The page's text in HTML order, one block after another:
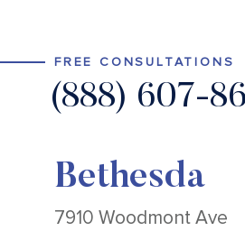
FREE CONSULTATIONS
(888) 607-
Bethesda
7910 Woodmont Ave